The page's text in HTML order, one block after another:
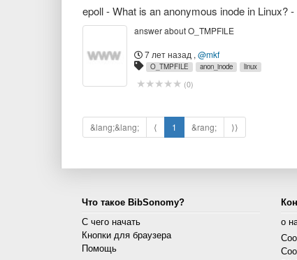
epoll - What is an anonymous inode in Linux?
answer about O_TMPFILE
7 лет назад , @mkf
O_TMPFILE anon_inode linux
(0)
&lang;&lang; ⟨ 1 &rang; ⟩⟩
Что такое BibSonomy?
С чего начать
Кнопки для браузера
Помощь
о